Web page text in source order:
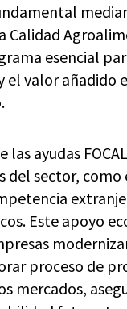
Calidad
esencial
el valor añadido
las ayudas
del sector,
Este apoyo
proceso de
mercados,